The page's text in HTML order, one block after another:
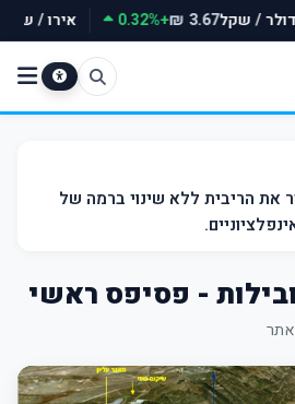
דולר / שקל3.67 ₪
+0.32% אירו /
את הריבית ללא שינוי ברמה של
- פסיפס ראשי